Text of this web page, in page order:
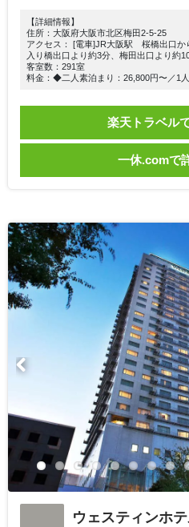
【詳細情報】
住所：大阪府大阪市北区梅田2-5-25
アクセス： [電車]JR大阪駅 桜橋出口
入り橋出口より約3分、梅田出口より約
客室数：291室
料金：◆二人素泊まり：26,800円〜／1
楽天トラベル
一休.comで
ウェスティンホ